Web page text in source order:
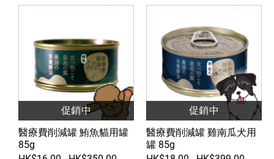
促銷中
醫療費削減罐 鮪魚貓用罐
85g
促銷中
醫療費削減罐 雞南瓜犬用
罐 85g